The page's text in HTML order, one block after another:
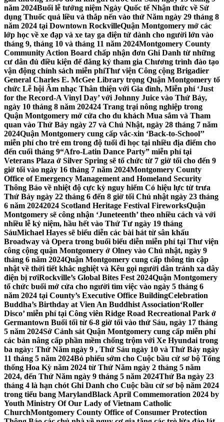
năm 2024Buổi lễ tưởng niệm Ngày Quốc tế Nhận thức về Sử
dụng Thuốc quá liều và thắp nến vào thứ Năm ngày 29 tháng 8
năm 2024 tại Downtown RockvilleQuận Montgomery mở các
lớp học về xe đạp và xe tay ga điện tử dành cho người lớn vào
tháng 9, tháng 10 và tháng 11 năm 2024Montgomery County
Community Action Board chấp nhận đơn Ghi Danh từ những
cư dân đủ điều kiện để đăng ký tham gia Chương trình đào tạo
vận động chính sách miễn phíThư viện Công cộng Brigadier
General Charles E. McGee Library trọng Quận Montgomery tổ
chức Lễ hội Âm nhạc Thân thiện với Gia đình, Miễn phí ‘Just
for the Record-A Vinyl Day’ với Johnny Juice vào Thứ Bảy,
ngày 10 tháng 8 năm 202424 Trang trại nông nghiệp trong
Quận Montgomery mở cửa cho du khách Mua sắm và Tham
quan vào Thứ Bảy ngày 27 và Chủ Nhật, ngày 28 tháng 7 năm
2024Quận Montgomery cung cấp vắc-xin ‘Back-to-School’’
miễn phí cho trẻ em trong độ tuổi đi học tại nhiều địa điểm cho
đến cuối tháng 9“Afro-Latin Dance Party” miễn phí tại
Veterans Plaza ở Silver Spring sẽ tổ chức từ 7 giờ tối cho đến 9
giờ tối vào ngày 16 tháng 7 năm 2024Montgomery County
Office of Emergency Management and Homeland Security
Thông Báo về nhiệt độ cực kỳ nguy hiểm Có hiệu lực từ trưa
Thứ Bảy ngày 22 tháng 6 đến 8 giờ tối Chủ nhật ngày 23 tháng
6 năm 20242024 Scotland Heritage Festival FireworksQuận
Montgomery sẽ công nhận ‘Juneteenth’ theo nhiều cách và với
nhiều lễ kỷ niệm, hầu hết vào Thứ Tư ngày 19 tháng
SáuMichael Hayes sẽ biểu diễn các bài hát từ sân khấu
Broadway và Opera trong buổi biểu diễn miễn phí tại Thư viện
công cộng quận Montgomery ở Olney vào Chủ nhật, ngày 9
tháng 6 năm 2024Quận Montgomery cung cấp thông tin cập
nhật về thời tiết khắc nghiệt và Kêu gọi người dân tránh xa dây
điện bị rơiRockville’s Global Bites Fest 2024Quận Montgomery
tổ chức buổi mở cửa cho người tìm việc vào ngày 5 tháng 6
năm 2024 tại County’s Executive Office BuildingCelebration
Buddha’s Birthday at Vien An Buddhist Association‘Roller
Disco’ miễn phí tại Công viên Ridge Road Recreational Park ở
Germantown Buổi tối từ 6-8 giờ tối vào thứ Sáu, ngày 17 tháng
5 năm 2024Sở Cảnh sát Quận Montgomery cung cấp miễn phí
các bản nâng cấp phần mềm chống trộm với Xe Hyundai trong
ba ngày: Thứ Năm ngày 9 , Thứ Sáu ngày 10 và Thứ Bảy ngày
11 tháng 5 năm 2024Bỏ phiếu sớm cho Cuộc bầu cử sơ bộ Tổng
thống Hoa Kỳ năm 2024 từ Thứ Năm ngày 2 tháng 5 năm
2024, đến Thứ Năm ngày 9 tháng 5 năm 2024Thứ Ba ngày 23
tháng 4 là hạn chót Ghi Danh cho Cuộc bầu cử sơ bộ năm 2024
trong tiểu bang MarylandBlack April Commemoration 2024 by
Youth Ministry Of Our Lady of Vietnam Catholic
ChurchMontgomery County Office of Consumer Protection